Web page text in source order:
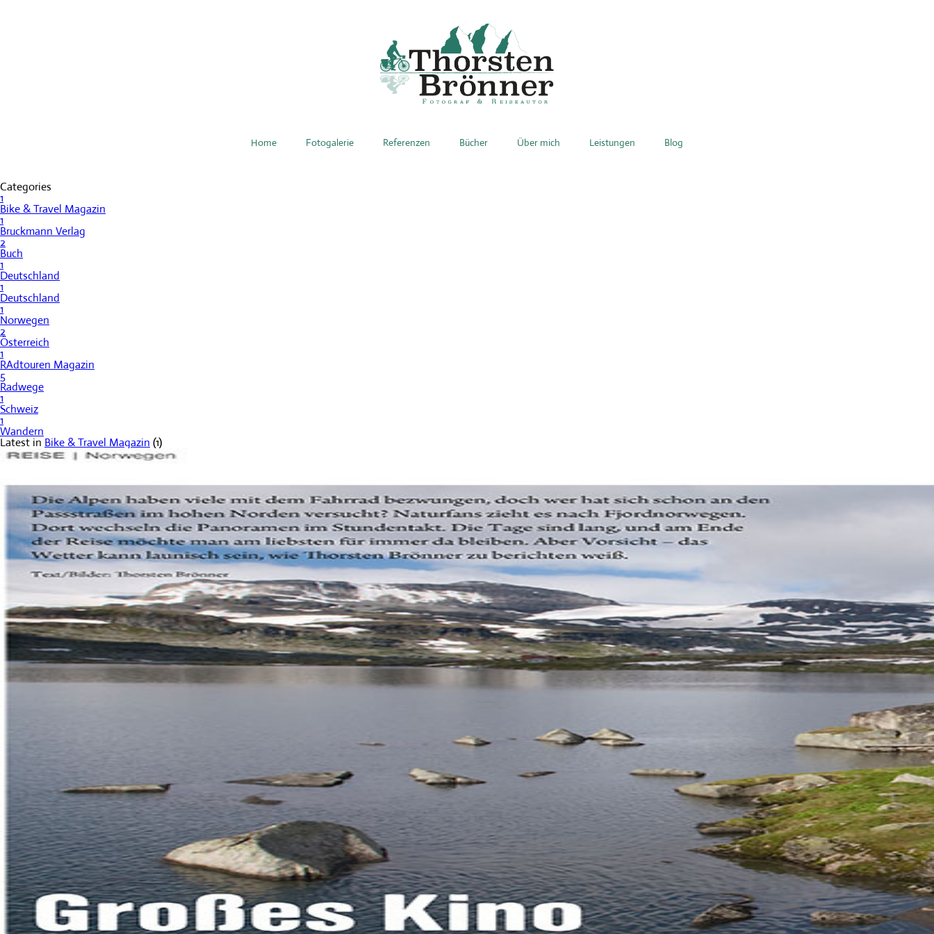
Home Fotogalerie Referenzen Bücher Über mich Leistungen Blog
Categories
1
Bike & Travel Magazin
1
Bruckmann Verlag
2
Buch
1
Deutschland
1
Deutschland
1
Norwegen
2
Österreich
1
RAdtouren Magazin
5
Radwege
1
Schweiz
1
Wandern
Latest in Bike & Travel Magazin (1)